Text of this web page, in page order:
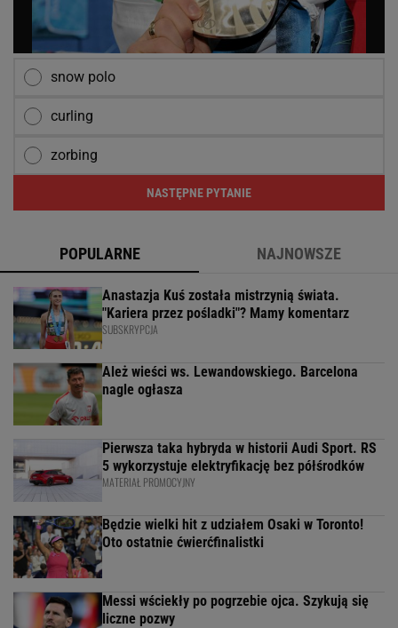
snow polo
curling
zorbing
NASTĘPNE PYTANIE
POPULARNE NAJNOWSZE
Anastazja Kuś została mistrzynią świata.
"Kariera przez pośladki"? Mamy komentarz
SUBSKRYPCJA
Ależ wieści ws. Lewandowskiego. Barcelona
nagle ogłasza
Pierwsza taka hybryda w historii Audi Sport. RS
5 wykorzystuje elektryfikację bez półśrodków
MATERIAŁ PROMOCYJNY
Będzie wielki hit z udziałem Osaki w Toronto!
Oto ostatnie ćwierćfinalistki
Messi wściekły po pogrzebie ojca. Szykują się
liczne pozwy